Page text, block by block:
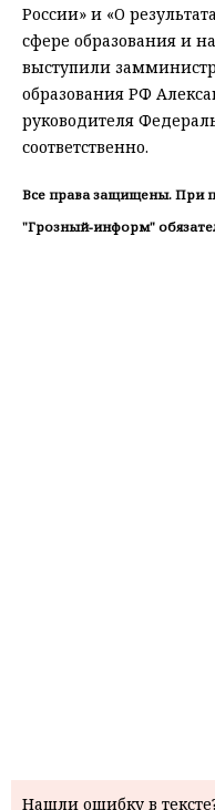
России» и «О
сфере образования и
выступили
образования РФ
руководителя
соответственно.
Все права защищены. При
"Грозный-информ"
Нашли ошибку в